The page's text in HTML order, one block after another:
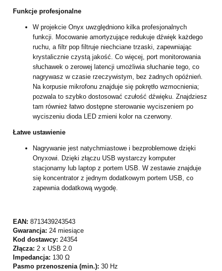
Funkcje profesjonalne
W projekcie Onyx uwzględniono kilka profesjonalnych
funkcji. Mocowanie amortyzujące redukuje dźwięk każdego
ruchu, a filtr pop filtruje niechciane trzaski, zapewniając
krystalicznie czystą jakość. Co więcej, port monitorowania
słuchawek o zerowej latencji umożliwia słuchanie tego, co
nagrywasz w czasie rzeczywistym, bez żadnych opóźnień.
Na korpusie mikrofonu znajduje się pokrętło wzmocnienia;
pozwala to szybko dostosować czułość dźwięku. Znajdziesz
tam również łatwo dostępne sterowanie wyciszeniem po
wyciszeniu dioda LED zmieni kolor na czerwony.
Łatwe ustawienie
Nagrywanie jest natychmiastowe i bezproblemowe dzięki
Onyxowi. Dzięki złączu USB wystarczy komputer
stacjonarny lub laptop z portem USB. W zestawie znajduje
się koncentrator z jednym dodatkowym portem USB, co
zapewnia dodatkową wygodę.
EAN: 8713439243543
Gwarancja: 24 miesiące
Kod dostawcy: 24354
Złącza: 2 x USB 2.0
Impedancja: 130 Ω
Pasmo przenoszenia (min.): 30 Hz